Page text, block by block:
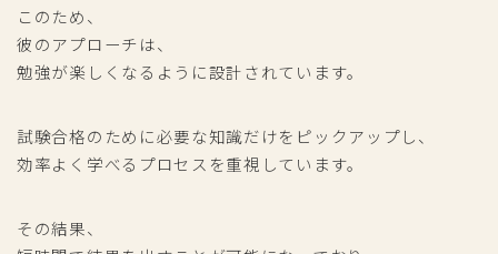
このため、
彼のアプローチは、
勉強が楽しくなるように設計されています。
試験合格のために必要な知識だけをピックアップし、
効率よく学べるプロセスを重視しています。
その結果、